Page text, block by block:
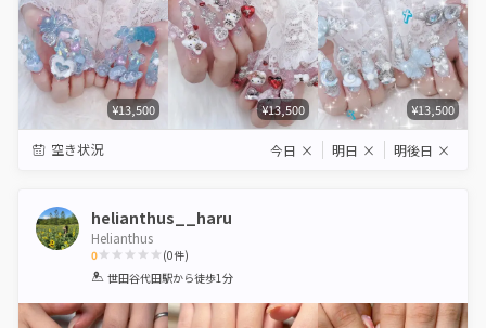
¥13,500 ¥13,500 ¥13,500
空き状況 今日 × 明日 × 明後日 ×
helianthus__haru
Helianthus
0
1 2 3 4 5
(0件)
世田谷代田駅から徒歩1分